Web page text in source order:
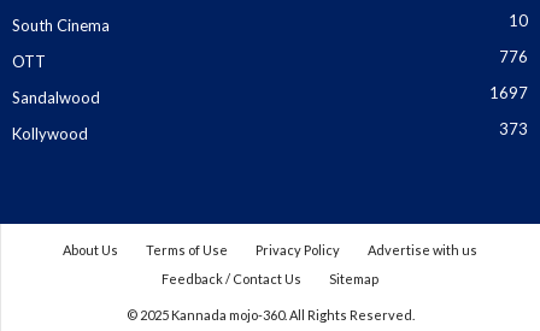
South Cinema 10
OTT 776
Sandalwood 1697
Kollywood 373
About Us Terms of Use Privacy Policy
Advertise with us
Feedback / Contact Us
Sitemap
© 2025 Kannada mojo-360. All Rights Reserved.